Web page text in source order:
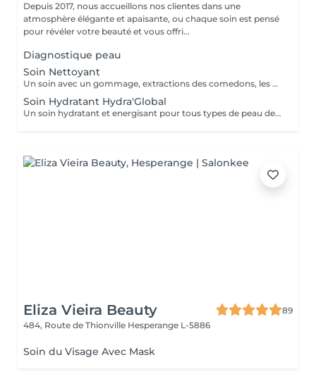
Depuis 2017, nous accueillons nos clientes dans une
atmosphère élégante et apaisante, ou chaque soin est pensé
pour révéler votre beauté et vous offri...
Diagnostique peau
Soin Nettoyant
Un soin avec un gommage, extractions des comedons, les masques spécifiques. Effet : la peau est fraîche, nette et éclatant.
Soin Hydratant Hydra'Global
Un soin hydratant et energisant pour tous types de peau de tous ages. La peau se charge d'une nouvelle énergie et d'éclat, les rides de déshydratation sont atténuées, la peau est repulpée, lumineuse et fraiche.
Eliza Vieira Beauty
89
484, Route de Thionville Hesperange L-5886
Soin du Visage Avec Mask